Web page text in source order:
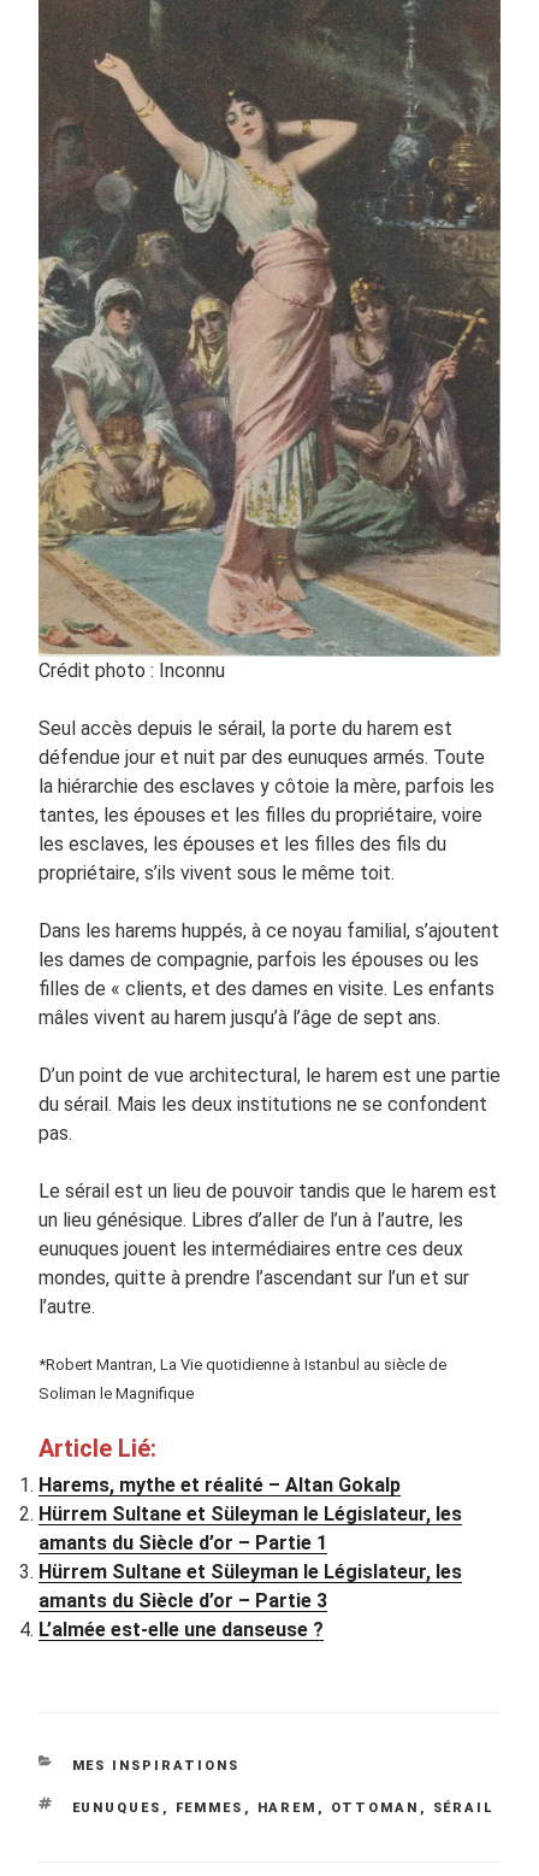
Crédit photo : Inconnu
Seul accès depuis le sérail, la porte du harem est
défendue jour et nuit par des eunuques armés. Toute
la hiérarchie des esclaves y côtoie la mère, parfois les
tantes, les épouses et les filles du propriétaire, voire
les esclaves, les épouses et les filles des fils du
propriétaire, s’ils vivent sous le même toit.
Dans les harems huppés, à ce noyau familial, s’ajoutent
les dames de compagnie, parfois les épouses ou les
filles de « clients, et des dames en visite. Les enfants
mâles vivent au harem jusqu’à l’âge de sept ans.
D’un point de vue architectural, le harem est une partie
du sérail. Mais les deux institutions ne se confondent
pas.
Le sérail est un lieu de pouvoir tandis que le harem est
un lieu génésique. Libres d’aller de l’un à l’autre, les
eunuques jouent les intermédiaires entre ces deux
mondes, quitte à prendre l’ascendant sur l’un et sur
l’autre.
*Robert Mantran, La Vie quotidienne à Istanbul au siècle de
Soliman le Magnifique
Article Lié:
Harems, mythe et réalité – Altan Gokalp
Hürrem Sultane et Süleyman le Législateur, les
amants du Siècle d’or – Partie 1
Hürrem Sultane et Süleyman le Législateur, les
amants du Siècle d’or – Partie 3
L’almée est-elle une danseuse ?
CATÉGORIES
MES INSPIRATIONS
ÉTIQUETTES
EUNUQUES , FEMMES , HAREM , OTTOMAN , SÉRAIL